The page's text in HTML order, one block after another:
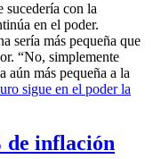
con la
en el poder.
sería más pequeña que
“No, simplemente
aún más pequeña a la
sigue en el poder la
de inflación